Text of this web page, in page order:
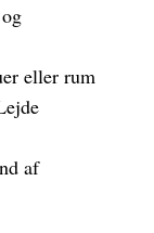
eller rum
af